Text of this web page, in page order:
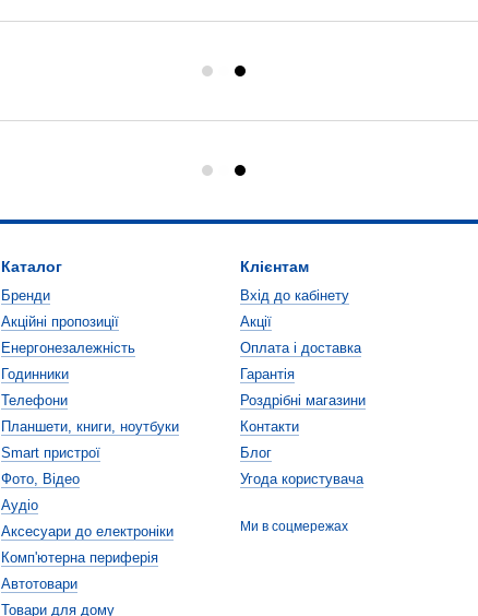
Каталог
Бренди
Акційні пропозиції
Енергонезалежність
Годинники
Телефони
Планшети, книги, ноутбуки
Smart пристрої
Фото, Відео
Аудіо
Аксесуари до електроніки
Комп'ютерна периферія
Автотовари
Товари для дому
Клієнтам
Вхід до кабінету
Акції
Оплата і доставка
Гарантія
Роздрібні магазини
Контакти
Блог
Угода користувача
Ми в соцмережах